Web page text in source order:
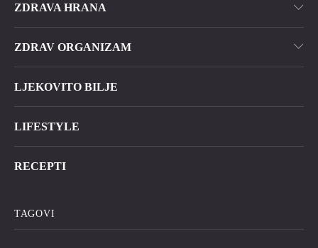
ZDRAVA HRANA
ZDRAV ORGANIZAM
LJEKOVITO BILJE
LIFESTYLE
RECEPTI
TAGOVI